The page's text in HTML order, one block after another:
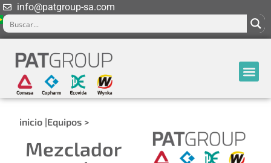
info@patgroup-sa.com
inicio |Equipos >
Mezclador